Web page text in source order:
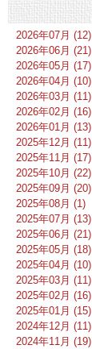
2026年07月 (12)
2026年06月 (21)
2026年05月 (17)
2026年04月 (10)
2026年03月 (11)
2026年02月 (16)
2026年01月 (13)
2025年12月 (11)
2025年11月 (17)
2025年10月 (22)
2025年09月 (20)
2025年08月 (1)
2025年07月 (13)
2025年06月 (21)
2025年05月 (18)
2025年04月 (10)
2025年03月 (11)
2025年02月 (16)
2025年01月 (15)
2024年12月 (11)
2024年11月 (19)